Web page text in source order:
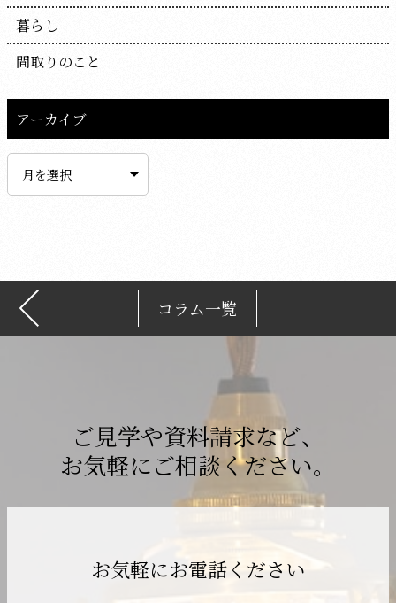
暮らし
間取りのこと
アーカイブ
イ
コラム一覧
ご見学や資料請求など、
お気軽にご相談ください。
お気軽にお電話ください